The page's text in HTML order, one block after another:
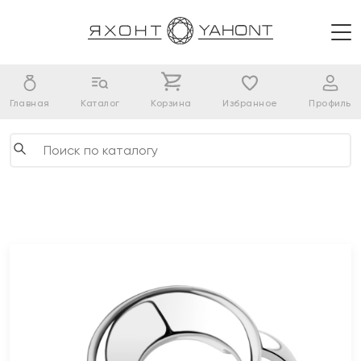
Главная Каталог Корзина Избранное Профиль